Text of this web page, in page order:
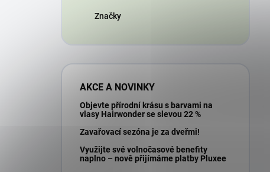
Značky
AKCE A NOVINKY
Objevte přírodní krásu s barvami na
vlasy Hairwonder se slevou 22 %
Zavařovací sezóna je za dveřmi!
Využijte své volnočasové benefity
naplno – nově přijímáme platby Pluxee